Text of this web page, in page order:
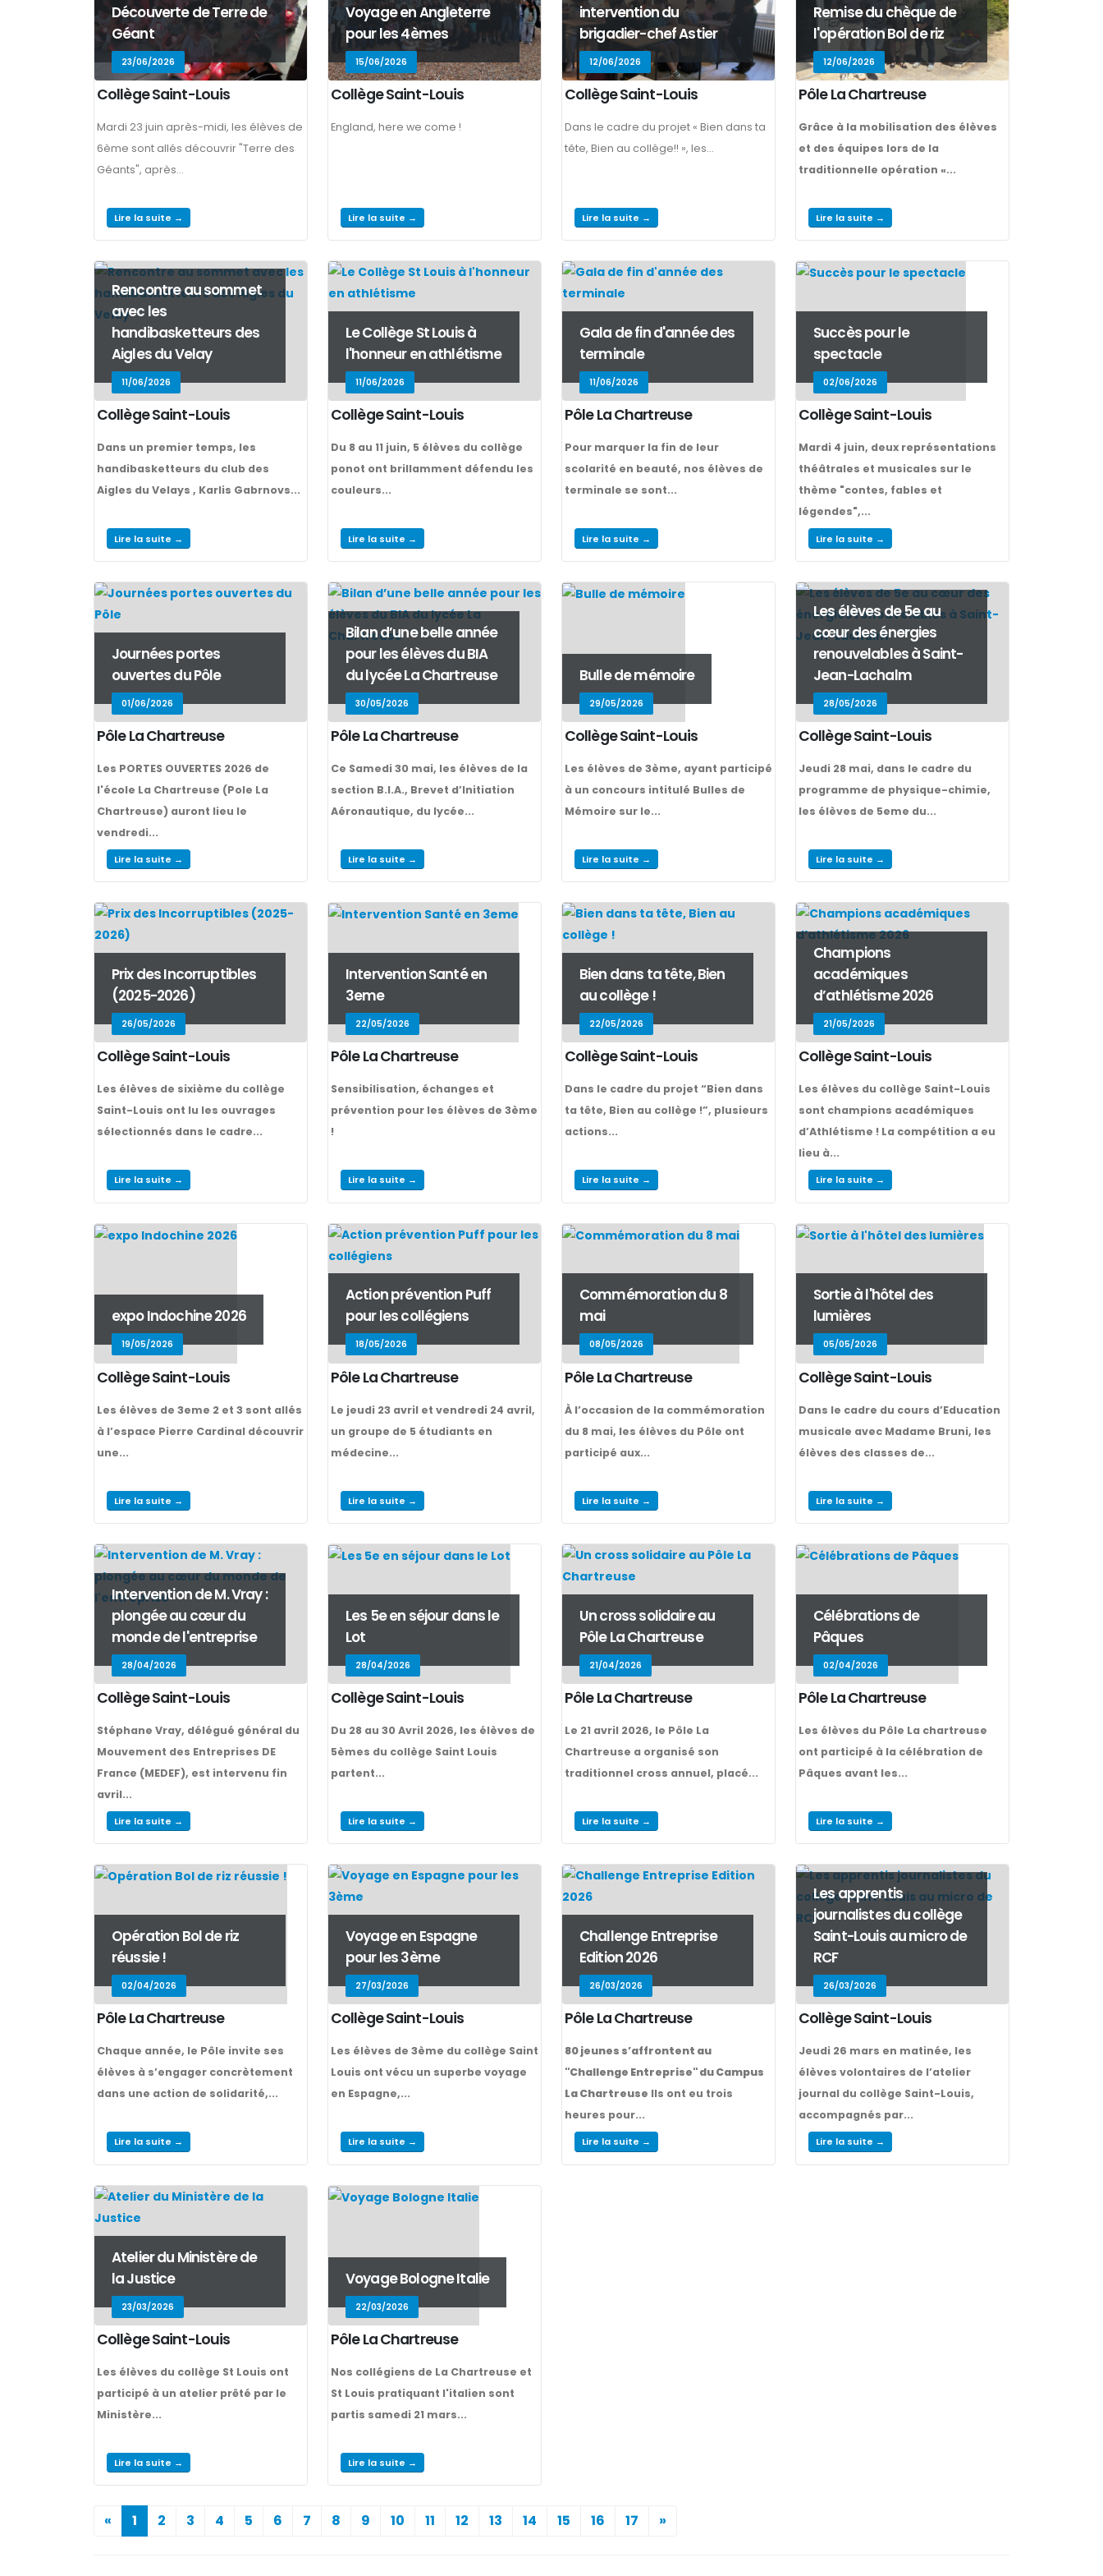
Découverte de Terre de
Géant
23/06/2026
Collège Saint-Louis
Mardi 23 juin après-midi, les élèves de
6ème sont allés découvrir "Terre des
Géants", après...
Lire la suite →
Voyage en Angleterre
pour les 4èmes
15/06/2026
Collège Saint-Louis
England, here we come !
Lire la suite →
intervention du
brigadier-chef Astier
12/06/2026
Collège Saint-Louis
Dans le cadre du projet « Bien dans ta
tête, Bien au collège!! », les...
Lire la suite →
Remise du chèque de
l'opération Bol de riz
12/06/2026
Pôle La Chartreuse
Grâce à la mobilisation des élèves
et des équipes lors de la
traditionnelle opération «...
Lire la suite →
Rencontre au sommet
avec les
handibasketteurs des
Aigles du Velay
11/06/2026
Collège Saint-Louis
Dans un premier temps, les
handibasketteurs du club des
Aigles du Velays , Karlis Gabrnovs...
Lire la suite →
Le Collège St Louis à
l'honneur en athlétisme
11/06/2026
Collège Saint-Louis
Du 8 au 11 juin, 5 élèves du collège
ponot ont brillamment défendu les
couleurs...
Lire la suite →
Gala de fin d'année des
terminale
11/06/2026
Pôle La Chartreuse
Pour marquer la fin de leur
scolarité en beauté, nos élèves de
terminale se sont...
Lire la suite →
Succès pour le
spectacle
02/06/2026
Collège Saint-Louis
Mardi 4 juin, deux représentations
théâtrales et musicales sur le
thème "contes, fables et
légendes",...
Lire la suite →
Journées portes
ouvertes du Pôle
01/06/2026
Pôle La Chartreuse
Les PORTES OUVERTES 2026 de
l'école La Chartreuse (Pole La
Chartreuse) auront lieu le
vendredi...
Lire la suite →
Bilan d’une belle année
pour les élèves du BIA
du lycée La Chartreuse
30/05/2026
Pôle La Chartreuse
Ce Samedi 30 mai, les élèves de la
section B.I.A., Brevet d’Initiation
Aéronautique, du lycée...
Lire la suite →
Bulle de mémoire
29/05/2026
Collège Saint-Louis
Les élèves de 3ème, ayant participé
à un concours intitulé Bulles de
Mémoire sur le...
Lire la suite →
Les élèves de 5e au
cœur des énergies
renouvelables à Saint-
Jean-Lachalm
28/05/2026
Collège Saint-Louis
Jeudi 28 mai, dans le cadre du
programme de physique-chimie,
les élèves de 5eme du...
Lire la suite →
Prix des Incorruptibles
(2025-2026)
26/05/2026
Collège Saint-Louis
Les élèves de sixième du collège
Saint-Louis ont lu les ouvrages
sélectionnés dans le cadre...
Lire la suite →
Intervention Santé en
3eme
22/05/2026
Pôle La Chartreuse
Sensibilisation, échanges et
prévention pour les élèves de 3ème
!
Lire la suite →
Bien dans ta tête, Bien
au collège !
22/05/2026
Collège Saint-Louis
Dans le cadre du projet “Bien dans
ta tête, Bien au collège !”, plusieurs
actions...
Lire la suite →
Champions
académiques
d’athlétisme 2026
21/05/2026
Collège Saint-Louis
Les élèves du collège Saint-Louis
sont champions académiques
d’Athlétisme ! La compétition a eu
lieu à...
Lire la suite →
expo Indochine 2026
19/05/2026
Collège Saint-Louis
Les élèves de 3eme 2 et 3 sont allés
à l’espace Pierre Cardinal découvrir
une...
Lire la suite →
Action prévention Puff
pour les collégiens
18/05/2026
Pôle La Chartreuse
Le jeudi 23 avril et vendredi 24 avril,
un groupe de 5 étudiants en
médecine...
Lire la suite →
Commémoration du 8
mai
08/05/2026
Pôle La Chartreuse
À l’occasion de la commémoration
du 8 mai, les élèves du Pôle ont
participé aux...
Lire la suite →
Sortie à l'hôtel des
lumières
05/05/2026
Collège Saint-Louis
Dans le cadre du cours d’Education
musicale avec Madame Bruni, les
élèves des classes de...
Lire la suite →
Intervention de M. Vray :
plongée au cœur du
monde de l'entreprise
28/04/2026
Collège Saint-Louis
Stéphane Vray, délégué général du
Mouvement des Entreprises DE
France (MEDEF), est intervenu fin
avril...
Lire la suite →
Les 5e en séjour dans le
Lot
28/04/2026
Collège Saint-Louis
Du 28 au 30 Avril 2026, les élèves de
5èmes du collège Saint Louis
partent...
Lire la suite →
Un cross solidaire au
Pôle La Chartreuse
21/04/2026
Pôle La Chartreuse
Le 21 avril 2026, le Pôle La
Chartreuse a organisé son
traditionnel cross annuel, placé...
Lire la suite →
Célébrations de
Pâques
02/04/2026
Pôle La Chartreuse
Les élèves du Pôle La chartreuse
ont participé à la célébration de
Pâques avant les...
Lire la suite →
Opération Bol de riz
réussie !
02/04/2026
Pôle La Chartreuse
Chaque année, le Pôle invite ses
élèves à s’engager concrètement
dans une action de solidarité,...
Lire la suite →
Voyage en Espagne
pour les 3ème
27/03/2026
Collège Saint-Louis
Les élèves de 3ème du collège Saint
Louis ont vécu un superbe voyage
en Espagne,...
Lire la suite →
Challenge Entreprise
Edition 2026
26/03/2026
Pôle La Chartreuse
80 jeunes s’affrontent au
"Challenge Entreprise" du Campus
La Chartreuse Ils ont eu trois
heures pour...
Lire la suite →
Les apprentis
journalistes du collège
Saint-Louis au micro de
RCF
26/03/2026
Collège Saint-Louis
Jeudi 26 mars en matinée, les
élèves volontaires de l’atelier
journal du collège Saint-Louis,
accompagnés par...
Lire la suite →
Atelier du Ministère de
la Justice
23/03/2026
Collège Saint-Louis
Les élèves du collège St Louis ont
participé à un atelier prêté par le
Ministère...
Lire la suite →
Voyage Bologne Italie
22/03/2026
Pôle La Chartreuse
Nos collégiens de La Chartreuse et
St Louis pratiquant l'italien sont
partis samedi 21 mars...
Lire la suite →
« 1 2 3 4 5 6 7 8 9 10 11 12 13 14 15 16 17 »